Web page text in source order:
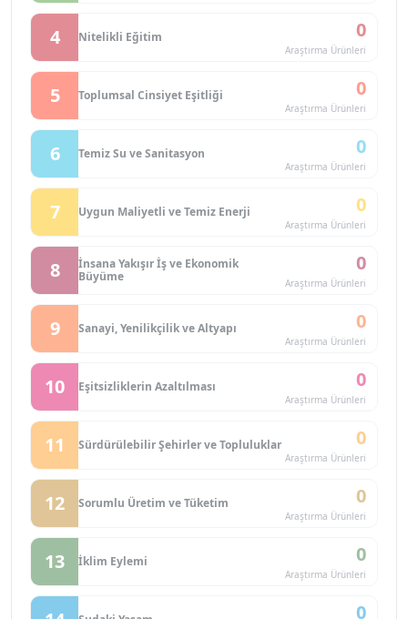
4 Nitelikli Eğitim 0
Araştırma Ürünleri
5 Toplumsal Cinsiyet Eşitliği 0
Araştırma Ürünleri
6 Temiz Su ve Sanitasyon 0
Araştırma Ürünleri
7 Uygun Maliyetli ve Temiz Enerji 0
Araştırma Ürünleri
8
İnsana Yakışır İş ve Ekonomik
Büyüme
0
Araştırma Ürünleri
9 Sanayi, Yenilikçilik ve Altyapı 0
Araştırma Ürünleri
10 Eşitsizliklerin Azaltılması 0
Araştırma Ürünleri
11 Sürdürülebilir Şehirler ve Topluluklar 0
Araştırma Ürünleri
12 Sorumlu Üretim ve Tüketim 0
Araştırma Ürünleri
13 İklim Eylemi 0
Araştırma Ürünleri
0